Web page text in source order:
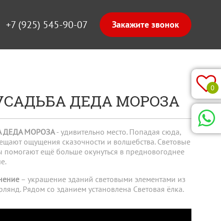
0
+7 (925) 545-90-07
ДЕДА МОРОЗА
ДЕДА МОРОЗА- удивительно место. Попадая сюда,
ощущения сказочности и волшебства. Световые
помогают ещё больше окунуться в предновогоднее
– украшение зданий световыми элементами из
Рядом со зданием установлена Световая ёлка.